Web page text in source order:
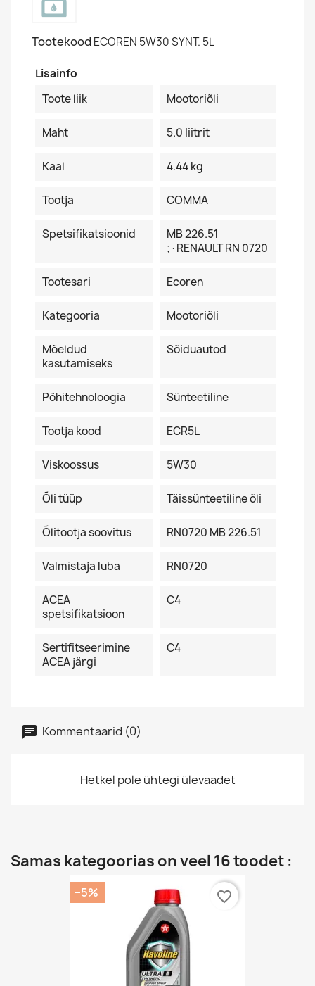
Tootekood ECOREN 5W30 SYNT. 5L
Lisainfo
Toote liik
Mootoriõli
Maht 5.0 Iiitrit
Kaal 4.44 kg
Tootja COMMA
Spetsifikatsioonid
MB 226.51
;·RENAULT RN 0720
Tootesari Ecoren
Kategooria Mootoriõli
Mõeldud
kasutamiseks
Sõiduautod
Põhitehnoloogia Sünteetiline
Tootja kood ECR5L
Viskoossus 5W30
Õli tüüp Täissünteetiline õli
Õlitootja soovitus RN0720 MB 226.51
Valmistaja luba RN0720
ACEA
spetsifikatsioon
C4
Sertifitseerimine
ACEA järgi
C4
Kommentaarid (0)
Hetkel pole ühtegi ülevaadet
Samas kategoorias on veel 16 toodet :
−5% favorite_border